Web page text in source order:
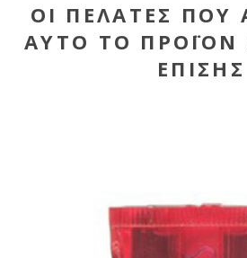
ΟΙ ΠΕΛΆΤΕΣ ΠΟΥ
ΑΥΤΌ ΤΟ ΠΡΟΪΌΝ
ΕΠΊΣΗΣ